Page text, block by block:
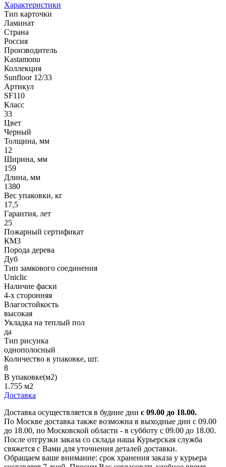
Характеристики
Тип карточки
Ламинат
Страна
Россия
Производитель
Kastamonu
Коллекция
Sunfloor 12/33
Артикул
SF110
Класс
33
Цвет
Черный
Толщина, мм
12
Ширина, мм
159
Длина, мм
1380
Вес упаковки, кг
17,5
Гарантия, лет
25
Пожарный сертификат
КМ3
Порода дерева
Дуб
Тип замкового соединения
Uniclic
Наличие фаски
4-х сторонняя
Влагостойкость
высокая
Укладка на теплый пол
да
Тип рисунка
однополосный
Количество в упаковке, шт.
8
В упаковке(м2)
1.755 м2
Доставка
Доставка осуществляется в будние дни с 09.00 до 18.00.
По Москве доставка также возможна в выходные дни с 09.00
до 18.00, по Московской области - в субботу с 09.00 до 18.00.
После отгрузки заказа со склада наша Курьерская служба
свяжется с Вами для уточнения деталей доставки.
Обращаем ваше внимание: срок хранения заказа у курьера